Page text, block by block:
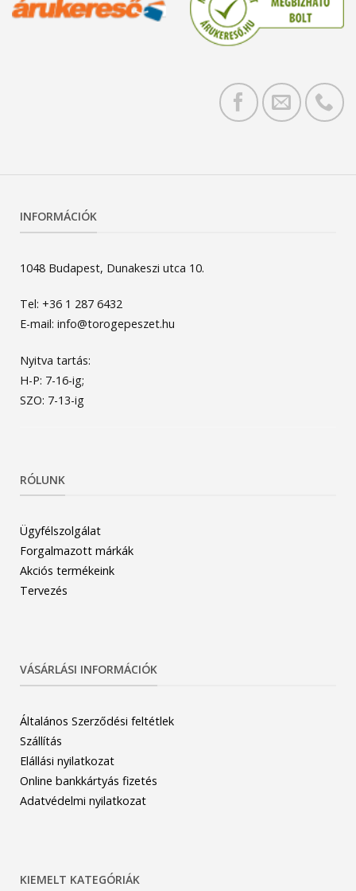
INFORMÁCIÓK
1048 Budapest, Dunakeszi utca 10.
Tel: +36 1 287 6432
E-mail: info@torogepeszet.hu
Nyitva tartás:
H-P: 7-16-ig;
SZO: 7-13-ig
RÓLUNK
Ügyfélszolgálat
Forgalmazott márkák
Akciós termékeink
Tervezés
VÁSÁRLÁSI INFORMÁCIÓK
Általános Szerződési feltétlek
Szállítás
Elállási nyilatkozat
Online bankkártyás fizetés
Adatvédelmi nyilatkozat
KIEMELT KATEGÓRIÁK